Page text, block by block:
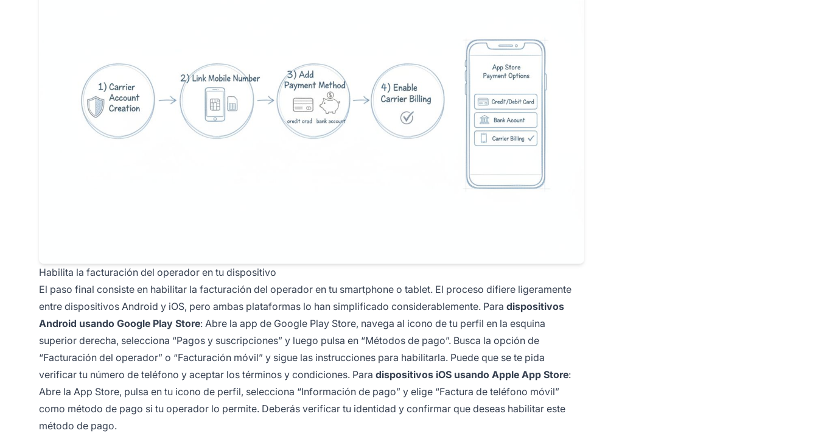
Habilita la facturación del operador en tu dispositivo
El paso final consiste en habilitar la facturación del operador en tu smartphone o tablet. El proceso difiere ligeramente
entre dispositivos Android y iOS, pero ambas plataformas lo han simplificado considerablemente. Para dispositivos
Android usando Google Play Store: Abre la app de Google Play Store, navega al icono de tu perfil en la esquina
superior derecha, selecciona “Pagos y suscripciones” y luego pulsa en “Métodos de pago”. Busca la opción de
“Facturación del operador” o “Facturación móvil” y sigue las instrucciones para habilitarla. Puede que se te pida
verificar tu número de teléfono y aceptar los términos y condiciones. Para dispositivos iOS usando Apple App Store:
Abre la App Store, pulsa en tu icono de perfil, selecciona “Información de pago” y elige “Factura de teléfono móvil”
como método de pago si tu operador lo permite. Deberás verificar tu identidad y confirmar que deseas habilitar este
método de pago.